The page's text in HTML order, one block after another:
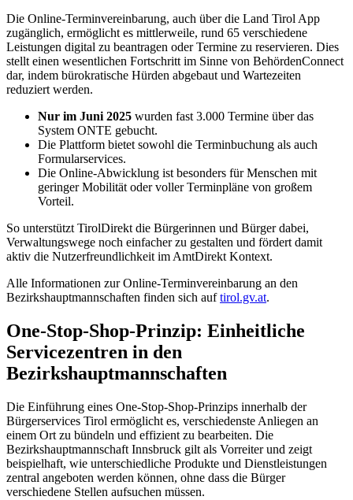
Die Online-Terminvereinbarung, auch über die Land Tirol App
zugänglich, ermöglicht es mittlerweile, rund 65 verschiedene
Leistungen digital zu beantragen oder Termine zu reservieren. Dies
stellt einen wesentlichen Fortschritt im Sinne von BehördenConnect
dar, indem bürokratische Hürden abgebaut und Wartezeiten
reduziert werden.
Nur im Juni 2025 wurden fast 3.000 Termine über das
System ONTE gebucht.
Die Plattform bietet sowohl die Terminbuchung als auch
Formularservices.
Die Online-Abwicklung ist besonders für Menschen mit
geringer Mobilität oder voller Terminpläne von großem
Vorteil.
So unterstützt TirolDirekt die Bürgerinnen und Bürger dabei,
Verwaltungswege noch einfacher zu gestalten und fördert damit
aktiv die Nutzerfreundlichkeit im AmtDirekt Kontext.
Alle Informationen zur Online-Terminvereinbarung an den
Bezirkshauptmannschaften finden sich auftirol.gv.at.
One-Stop-Shop-Prinzip: Einheitliche
Servicezentren in den
Bezirkshauptmannschaften
Die Einführung eines One-Stop-Shop-Prinzips innerhalb der
Bürgerservices Tirol ermöglicht es, verschiedenste Anliegen an
einem Ort zu bündeln und effizient zu bearbeiten. Die
Bezirkshauptmannschaft Innsbruck gilt als Vorreiter und zeigt
beispielhaft, wie unterschiedliche Produkte und Dienstleistungen
zentral angeboten werden können, ohne dass die Bürger
verschiedene Stellen aufsuchen müssen.